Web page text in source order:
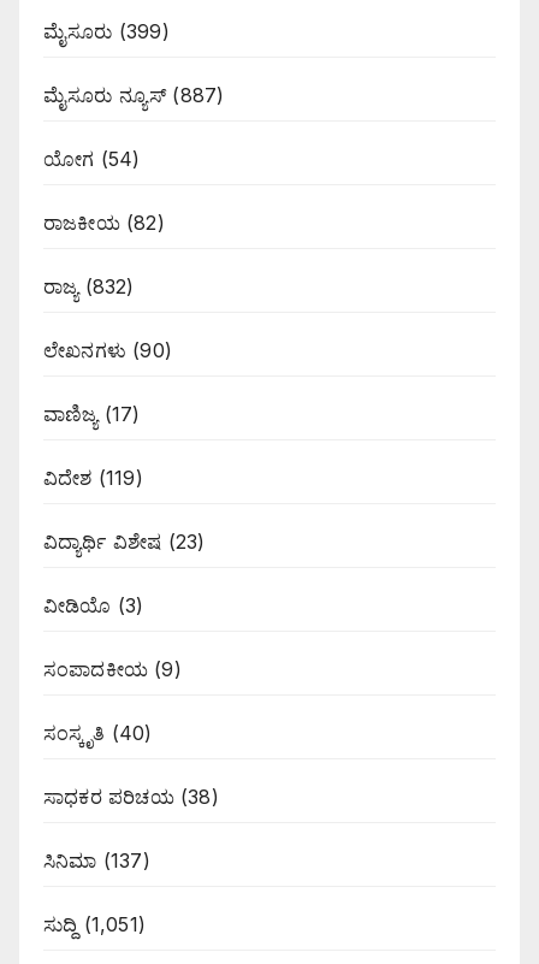
ಮೈಸೂರು (399)
ಮೈಸೂರು ನ್ಯೂಸ್(887)
ಯೋಗ (54)
ರಾಜಕೀಯ(82)
ರಾಜ್ಯ(832)
ಲೇಖನಗಳು (90)
ವಾಣಿಜ್ಯ(17)
ವಿದೇಶ (119)
ವಿದ್ಯಾರ್ಥಿ ವಿಶೇಷ (23)
ವೀಡಿಯೊ (3)
ಸಂಪಾದಕೀಯ (9)
ಸಂಸ್ಕೃತಿ (40)
ಸಾಧಕರ ಪರಿಚಯ(38)
ಸಿನಿಮಾ (137)
ಸುದ್ದಿ (1,051)